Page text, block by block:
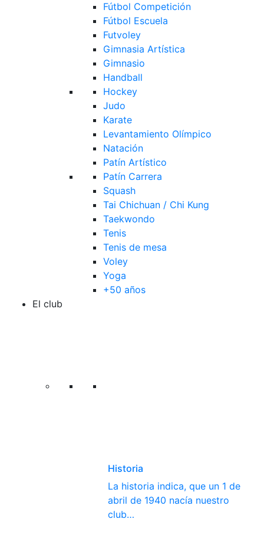
Fútbol Competición
Fútbol Escuela
Futvoley
Gimnasia Artística
Gimnasio
Handball
Hockey
Judo
Karate
Levantamiento Olímpico
Natación
Patín Artístico
Patín Carrera
Squash
Tai Chichuan / Chi Kung
Taekwondo
Tenis
Tenis de mesa
Voley
Yoga
+50 años
El club
Historia
La historia indica, que un 1 de
abril de 1940 nacía nuestro
club…